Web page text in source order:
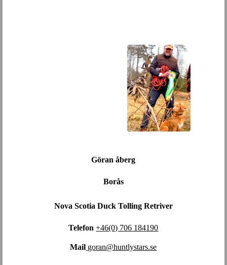
Göran åberg
Borås
Nova Scotia Duck Tolling Retriver
Telefon +46(0) 706 184190
Mail goran@huntlystars.se